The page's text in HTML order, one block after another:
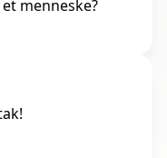
menneske?